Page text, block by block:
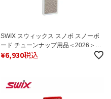
SWIX スウィックス スノボ スノーボ
ード チューンナップ用品＜2026＞
TAA600-25 ﾀﾞｲﾔﾓﾝﾄﾞｽﾄｰﾝ
¥6,930税込